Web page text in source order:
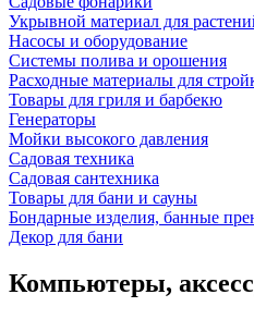
Укрывной материал для
Насосы и оборудование
Системы полива и орошения
Расходные материалы для
Товары для гриля и барбекю
Генераторы
Мойки высокого давления
Садовая техника
Садовая сантехника
Товары для бани и сауны
Бондарные изделия, банные
Декор для бани
Компьютеры,